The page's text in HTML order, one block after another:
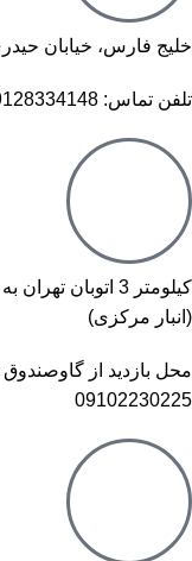
خلیج فارس، خیابان
تلفن تماس: 09128334148 / 66263137-021
کیلومتر 3
(انبار مرکزی)
09102230225